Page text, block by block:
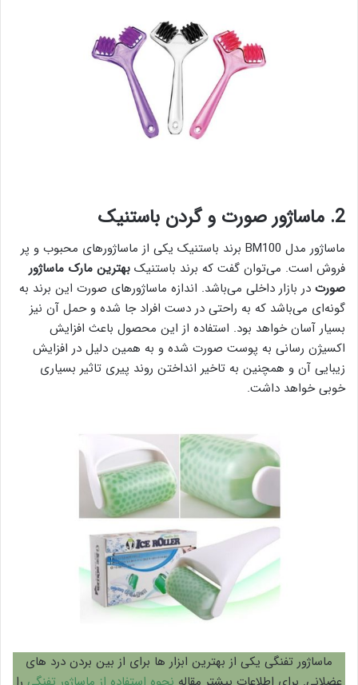
2. ماساژور صورت و گردن باستنیک
ماساژور مدل BM100 برند باستنیک یکی از ماساژور‌های محبوب و پر
فروش است. می‌توان گفت که برند باستنیک بهترین مارک ماساژور
صورت در بازار داخلی می‌باشد. اندازه ماساژور‌های صورت این برند به
گونه‌ای می‌باشد که به راحتی در دست افراد جا شده و حمل آن نیز
بسیار آسان خواهد بود. استفاده از این محصول باعث افزایش
اکسیژن رسانی به پوست صورت شده و به همین دلیل در افزایش
زیبایی آن و همچنین به تاخیر انداختن روند پیری تاثیر بسیاری
خوبی خواهد داشت.
ماساژور تفنگی یکی از بهترین ابزار ها برای از بین بردن درد های